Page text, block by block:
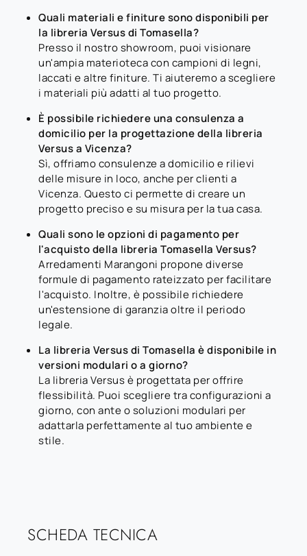
Quali materiali e finiture sono disponibili per
la libreria Versus di Tomasella?
Presso il nostro showroom, puoi visionare
un'ampia materioteca con campioni di legni,
laccati e altre finiture. Ti aiuteremo a scegliere
i materiali più adatti al tuo progetto.
È possibile richiedere una consulenza a
domicilio per la progettazione della libreria
Versus a Vicenza?
Sì, offriamo consulenze a domicilio e rilievi
delle misure in loco, anche per clienti a
Vicenza. Questo ci permette di creare un
progetto preciso e su misura per la tua casa.
Quali sono le opzioni di pagamento per
l'acquisto della libreria Tomasella Versus?
Arredamenti Marangoni propone diverse
formule di pagamento rateizzato per facilitare
l'acquisto. Inoltre, è possibile richiedere
un'estensione di garanzia oltre il periodo
legale.
La libreria Versus di Tomasella è disponibile in
versioni modulari o a giorno?
La libreria Versus è progettata per offrire
flessibilità. Puoi scegliere tra configurazioni a
giorno, con ante o soluzioni modulari per
adattarla perfettamente al tuo ambiente e
stile.
SCHEDA TECNICA